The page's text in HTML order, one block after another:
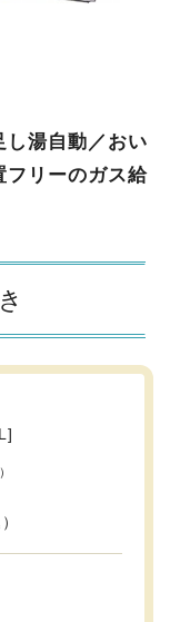
し湯自動／おい
フリーのガス給